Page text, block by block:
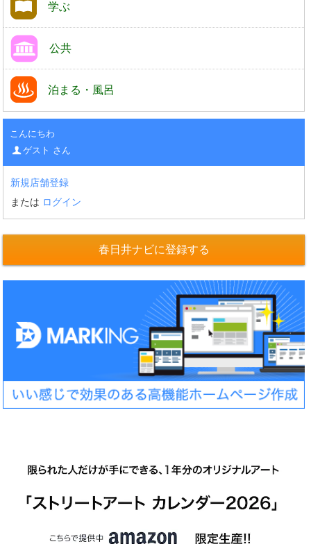
学ぶ
公共
泊まる・風呂
こんにちわ
ゲスト さん
新規店舗登録
または ログイン
春日井ナビに登録する